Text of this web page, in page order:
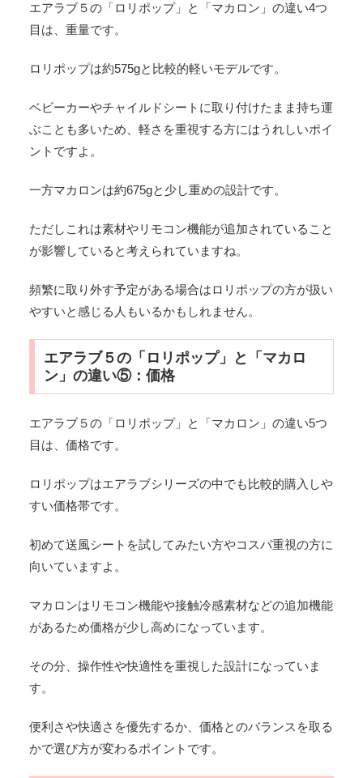
エアラブ５の「ロリポップ」と「マカロン」の違い4つ
目は、重量です。
ロリポップは約575gと比較的軽いモデルです。
ベビーカーやチャイルドシートに取り付けたまま持ち運
ぶことも多いため、軽さを重視する方にはうれしいポイ
ントですよ。
一方マカロンは約675gと少し重めの設計です。
ただしこれは素材やリモコン機能が追加されていること
が影響していると考えられていますね。
頻繁に取り外す予定がある場合はロリポップの方が扱い
やすいと感じる人もいるかもしれません。
エアラブ５の「ロリポップ」と「マカロ
ン」の違い⑤：価格
エアラブ５の「ロリポップ」と「マカロン」の違い5つ
目は、価格です。
ロリポップはエアラブシリーズの中でも比較的購入しや
すい価格帯です。
初めて送風シートを試してみたい方やコスパ重視の方に
向いていますよ。
マカロンはリモコン機能や接触冷感素材などの追加機能
があるため価格が少し高めになっています。
その分、操作性や快適性を重視した設計になっていま
す。
便利さや快適さを優先するか、価格とのバランスを取る
かで選び方が変わるポイントです。